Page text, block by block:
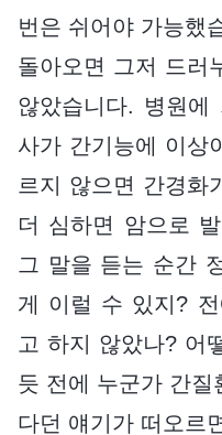
번은 쉬어야 가능했
돌아오면 그저 드러
않았습니다. 병원에
사가 간기능에 이상
르지 않으면 간경화
더 심하면 암으로
그 말을 듣는 순간
게 이럴 수 있지?
고 하지 않았나? 어
듯 전에 누군가 간질
다던 얘기가 떠오르